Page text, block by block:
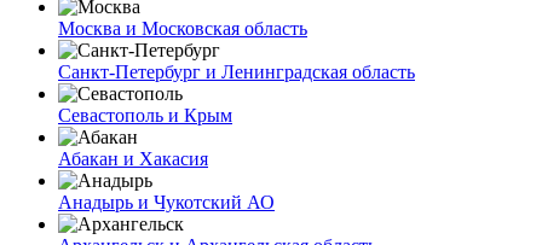
Москва и Московская область
Санкт-Петербург и Ленинградская область
Севастополь и Крым
Абакан и Хакасия
Анадырь и Чукотский АО